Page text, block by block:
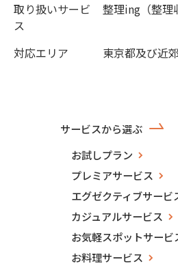
取り扱いサービ
ス
整理ing（整理
対応エリア 東京都及び近郊
サービスから選ぶ
お試しプラン
プレミアサービス
エグゼクティブサービ
カジュアルサービス
お気軽スポットサービ
お料理サービス